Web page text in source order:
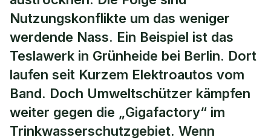
Nutzungskonflikte um das weniger
werdende Nass. Ein Beispiel ist das
Teslawerk in Grünheide bei Berlin. Dort
laufen seit Kurzem Elektroautos vom
Band. Doch Umweltschützer kämpfen
weiter gegen die „Gigafactory“ im
Trinkwasserschutzgebiet. Wenn